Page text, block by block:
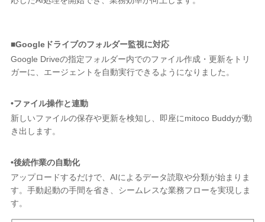
■Googleドライブのフォルダー監視に対応
Google Driveの指定フォルダー内でのファイル作成・更新をトリ
ガーに、エージェントを自動実行できるようになりました。
•ファイル操作と連動
新しいファイルの保存や更新を検知し、即座にmitoco Buddyが動
き出します。
•後続作業の自動化
アップロードするだけで、AIによるデータ読取や分類が始まりま
す。手動起動の手間を省き、シームレスな業務フローを実現しま
す。